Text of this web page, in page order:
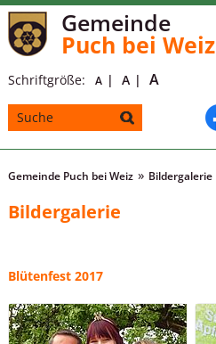
Gemeinde
Puch bei Weiz
Schriftgröße: A A A
Gemeinde Puch bei Weiz Bildergalerie
Bildergalerie
Blütenfest 2017